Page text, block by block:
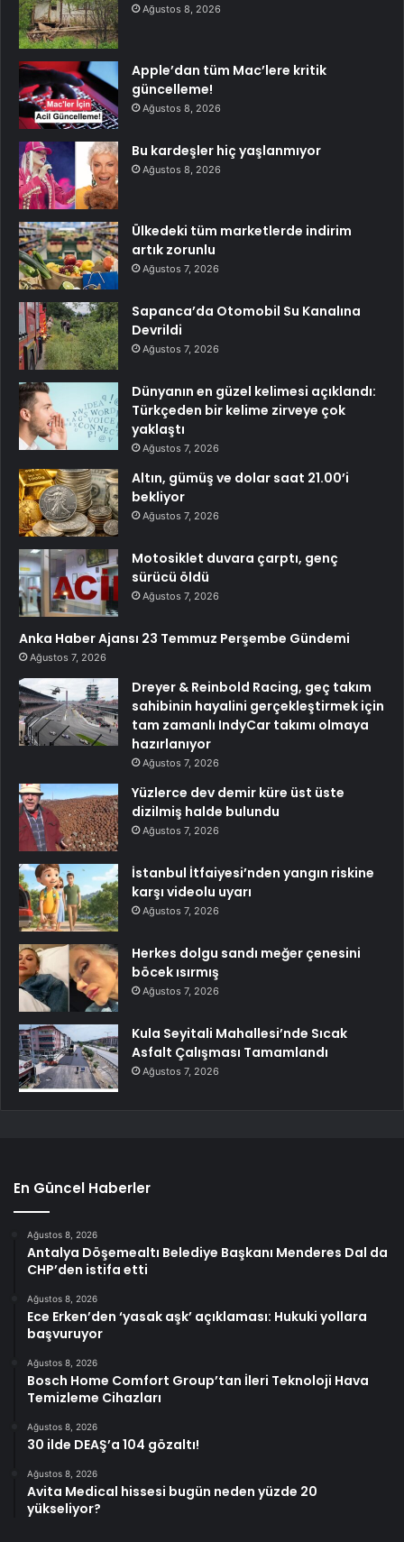
Ağustos 8, 2026
Apple’dan tüm Mac’lere kritik
güncelleme!
Ağustos 8, 2026
Bu kardeşler hiç yaşlanmıyor
Ağustos 8, 2026
Ülkedeki tüm marketlerde indirim
artık zorunlu
Ağustos 7, 2026
Sapanca’da Otomobil Su Kanalına
Devrildi
Ağustos 7, 2026
Dünyanın en güzel kelimesi açıklandı:
Türkçeden bir kelime zirveye çok
yaklaştı
Ağustos 7, 2026
Altın, gümüş ve dolar saat 21.00’i
bekliyor
Ağustos 7, 2026
Motosiklet duvara çarptı, genç
sürücü öldü
Ağustos 7, 2026
Anka Haber Ajansı 23 Temmuz Perşembe Gündemi
Ağustos 7, 2026
Dreyer & Reinbold Racing, geç takım
sahibinin hayalini gerçekleştirmek için
tam zamanlı IndyCar takımı olmaya
hazırlanıyor
Ağustos 7, 2026
Yüzlerce dev demir küre üst üste
dizilmiş halde bulundu
Ağustos 7, 2026
İstanbul İtfaiyesi’nden yangın riskine
karşı videolu uyarı
Ağustos 7, 2026
Herkes dolgu sandı meğer çenesini
böcek ısırmış
Ağustos 7, 2026
Kula Seyitali Mahallesi’nde Sıcak
Asfalt Çalışması Tamamlandı
Ağustos 7, 2026
En Güncel Haberler
Ağustos 8, 2026
Antalya Döşemealtı Belediye Başkanı Menderes Dal da
CHP’den istifa etti
Ağustos 8, 2026
Ece Erken’den ‘yasak aşk’ açıklaması: Hukuki yollara
başvuruyor
Ağustos 8, 2026
Bosch Home Comfort Group’tan İleri Teknoloji Hava
Temizleme Cihazları
Ağustos 8, 2026
30 ilde DEAŞ’a 104 gözaltı!
Ağustos 8, 2026
Avita Medical hissesi bugün neden yüzde 20
yükseliyor?